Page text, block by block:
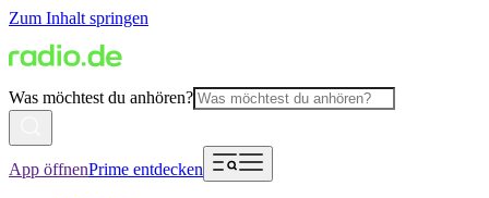
Zum Inhalt springen
Was möchtest du anhören?
App öffnenPrime entdecken